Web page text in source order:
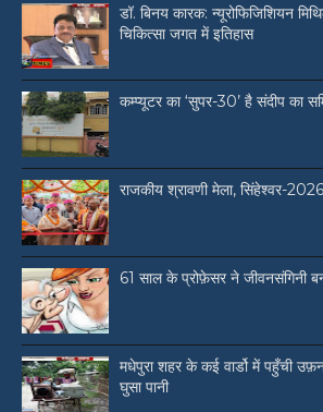
डॉ. बिनय कारक: न्यूरोफिजिशियन
चिकित्सा जगत में इतिहास
कम्प्यूटर का ‘सुपर-30’ है संदीप का
राजकीय श्रावणी मेला, सिंहेश्वर-
61 साल के प्रोफ़ेसर ने जीवनसंगिनी
मधेपुरा शहर के कई वार्डो में पहुँची
घुसा पानी